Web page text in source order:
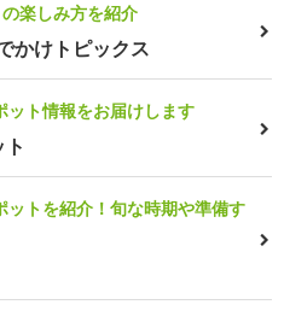
楽しみ方を紹介
かけトピックス
ット情報をお届けします
トを紹介！旬な時期や準備す